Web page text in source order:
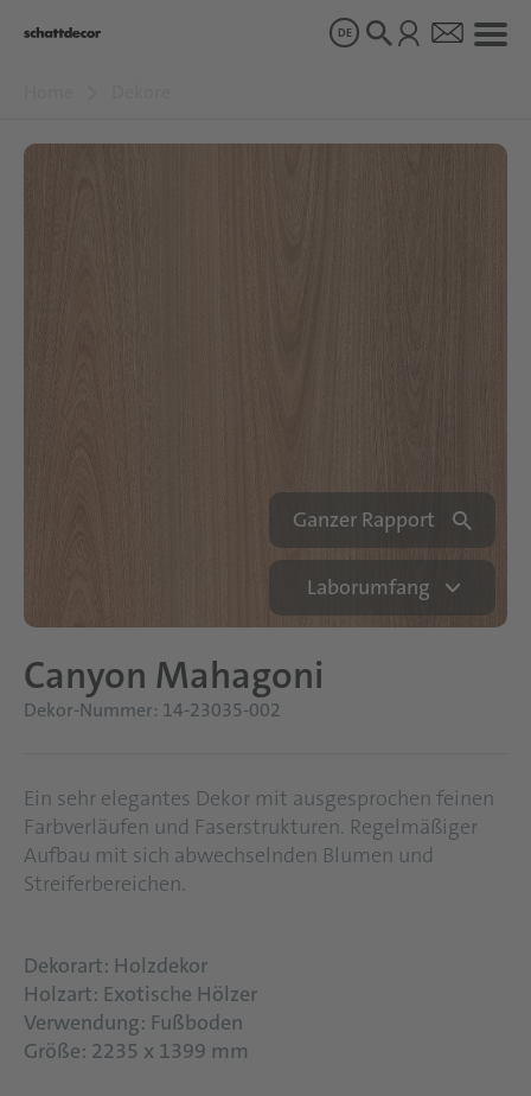
DE
Ganzer Rapport
Laborumfang
Canyon Mahagoni
Dekor-Nummer: 14-23035-002
Ein sehr elegantes Dekor mit ausgesprochen feinen
Farbverläufen und Faserstrukturen. Regelmäßiger
Aufbau mit sich abwechselnden Blumen und
Streiferbereichen.
Dekorart: Holzdekor
Holzart: Exotische Hölzer
Verwendung: Fußboden
Größe: 2235 x 1399 mm